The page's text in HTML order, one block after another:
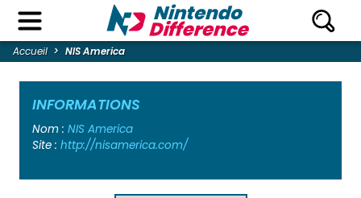
Accueil NIS America
INFORMATIONS
Nom : NIS America
Site : http://nisamerica.com/